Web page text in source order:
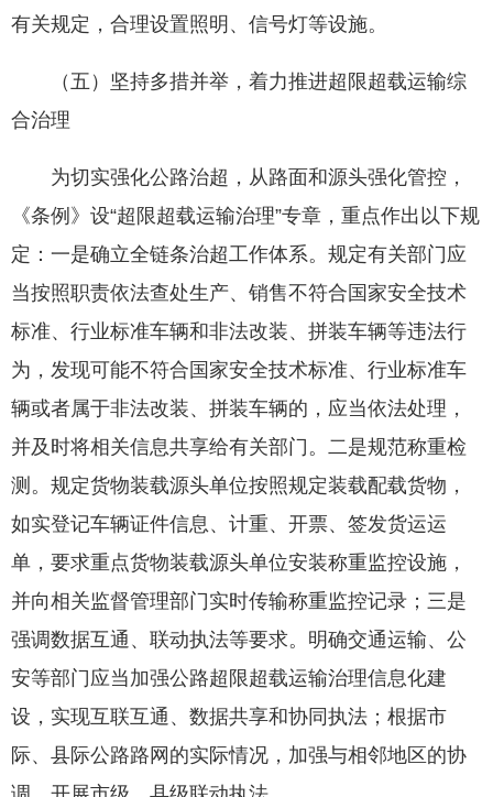
有关规定，合理设置照明、信号灯等设施。
（五）坚持多措并举，着力推进超限超载运输综
合治理
为切实强化公路治超，从路面和源头强化管控，
《条例》设“超限超载运输治理”专章，重点作出以下规
定：一是确立全链条治超工作体系。规定有关部门应
当按照职责依法查处生产、销售不符合国家安全技术
标准、行业标准车辆和非法改装、拼装车辆等违法行
为，发现可能不符合国家安全技术标准、行业标准车
辆或者属于非法改装、拼装车辆的，应当依法处理，
并及时将相关信息共享给有关部门。二是规范称重检
测。规定货物装载源头单位按照规定装载配载货物，
如实登记车辆证件信息、计重、开票、签发货运运
单，要求重点货物装载源头单位安装称重监控设施，
并向相关监督管理部门实时传输称重监控记录；三是
强调数据互通、联动执法等要求。明确交通运输、公
安等部门应当加强公路超限超载运输治理信息化建
设，实现互联互通、数据共享和协同执法；根据市
际、县际公路路网的实际情况，加强与相邻地区的协